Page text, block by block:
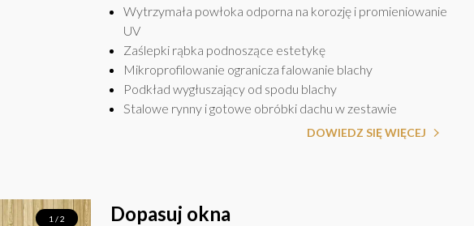
Wytrzymała powłoka odporna na korozję i promieniowanie
UV
Zaślepki rąbka podnoszące estetykę
Mikroprofilowanie ogranicza falowanie blachy
Podkład wygłuszający od spodu blachy
Stalowe rynny i gotowe obróbki dachu w zestawie
DOWIEDZ SIĘ WIĘCEJ
1 / 2 Dopasuj okna